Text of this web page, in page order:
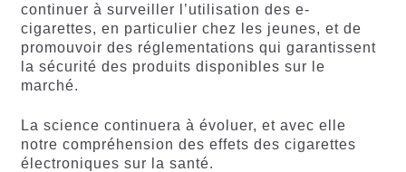
continuer à surveiller l’utilisation des e-
cigarettes, en particulier chez les jeunes, et de
promouvoir des réglementations qui garantissent
la sécurité des produits disponibles sur le
marché.
La science continuera à évoluer, et avec elle
notre compréhension des effets des cigarettes
électroniques sur la santé.